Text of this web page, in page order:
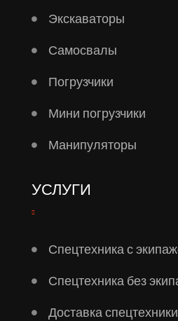
Экскаваторы
Самосвалы
Погрузчики
Мини погрузчики
Манипуляторы
УСЛУГИ
Спецтехника с
Спецтехника без
Доставка спецтехники